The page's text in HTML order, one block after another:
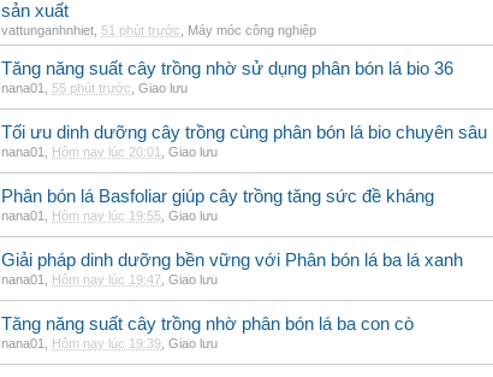
sản xuất
vattunganhnhiet 51 phút trước Máy móc công nghiệp
Tăng năng suất cây trồng nhờ sử dụng phân bón lá bio 36
nana01 55 phút trước Giao lưu
Tối ưu dinh dưỡng cây trồng cùng phân bón lá bio chuyên sâu
nana01 Hôm nay lúc 20:01 Giao lưu
Phân bón lá Basfoliar giúp cây trồng tăng sức đề kháng
nana01 Hôm nay lúc 19:55 Giao lưu
Giải pháp dinh dưỡng bền vững với Phân bón lá ba lá xanh
nana01 Hôm nay lúc 19:47 Giao lưu
Tăng năng suất cây trồng nhờ phân bón lá ba con cò
nana01 Hôm nay lúc 19:39 Giao lưu